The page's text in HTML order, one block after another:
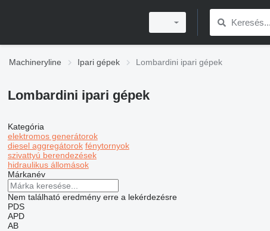
Machineryline Ipari gépek Lombardini ipari gépek
Lombardini ipari gépek
Kategória
elektromos generátorok
diesel aggregátorok fénytornyok
szivattyú berendezések
hidraulikus állomások
Márkanév
Nem található eredmény erre a lekérdezésre
PDS
APD
AB